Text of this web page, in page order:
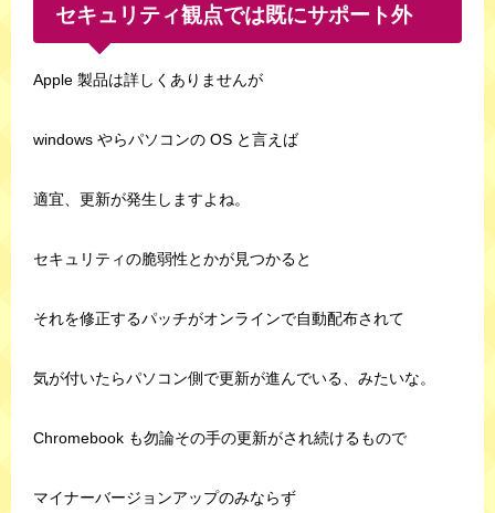
セキュリティ観点では既にサポート外
Apple 製品は詳しくありませんが
windows やらパソコンの OS と言えば
適宜、更新が発生しますよね。
セキュリティの脆弱性とかが見つかると
それを修正するパッチがオンラインで自動配布されて
気が付いたらパソコン側で更新が進んでいる、みたいな。
Chromebook も勿論その手の更新がされ続けるもので
マイナーバージョンアップのみならず